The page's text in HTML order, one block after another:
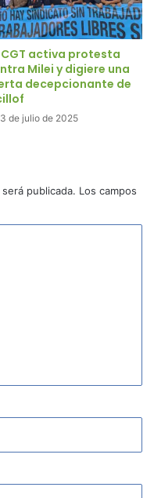
CGT activa protesta
Milei y digiere una
decepcionante de
de julio de 2025
publicada. Los campos